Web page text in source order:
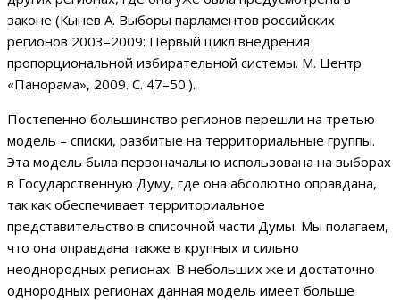
законе (Кынев А. Выборы парламентов российских
регионов 2003–2009: Первый цикл внедрения
пропорциональной избирательной системы. М. Центр
«Панорама», 2009. С. 47–50.).
Постепенно большинство регионов перешли на третью
модель – списки, разбитые на территориальные группы.
Эта модель была первоначально использована на выборах
в Государственную Думу, где она абсолютно оправдана,
так как обеспечивает территориальное
представительство в списочной части Думы. Мы полагаем,
что она оправдана также в крупных и сильно
неоднородных регионах. В небольших же и достаточно
однородных регионах данная модель имеет больше